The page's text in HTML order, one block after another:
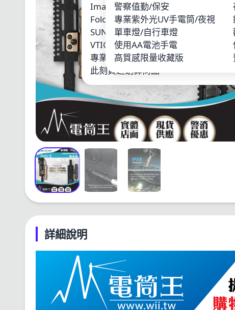
Imalent
Folomov 浮樂木
SUNWAYFOTO
VTIGER
鋰電
專業單車燈
其他
此刻買超划算商品
警察值勤/保安
專業紫外光UV手電筒/夜視
單車燈/自行車燈
使用AA電池手電
高質感限量收藏版
詳細說明